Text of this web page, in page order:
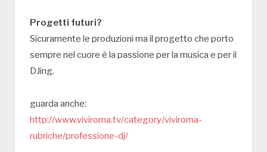
Progetti futuri?
Sicuramente le produzioni ma il progetto che porto
sempre nel cuore è la passione per la musica e per il
DJing.
guarda anche:
http://www.viviroma.tv/category/viviroma-
rubriche/professione-dj/